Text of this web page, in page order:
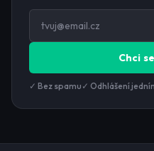
Chci
✓ Bez spamu ✓ Odhlášení